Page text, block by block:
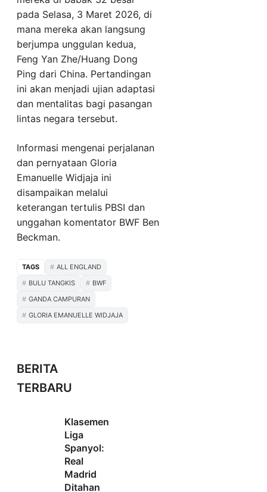
pada Selasa, 3 Maret 2026, di
mana mereka akan langsung
berjumpa unggulan kedua,
Feng Yan Zhe/Huang Dong
Ping dari China. Pertandingan
ini akan menjadi ujian adaptasi
dan mentalitas bagi pasangan
lintas negara tersebut.
Informasi mengenai perjalanan
dan pernyataan Gloria
Emanuelle Widjaja ini
disampaikan melalui
keterangan tertulis PBSI dan
unggahan komentator BWF Ben
Beckman.
TAGS
ALL ENGLAND
BULU TANGKIS
BWF
GANDA CAMPURAN
GLORIA EMANUELLE WIDJAJA
BERITA
TERBARU
Klasemen
Liga
Spanyol:
Real
Madrid
Ditahan